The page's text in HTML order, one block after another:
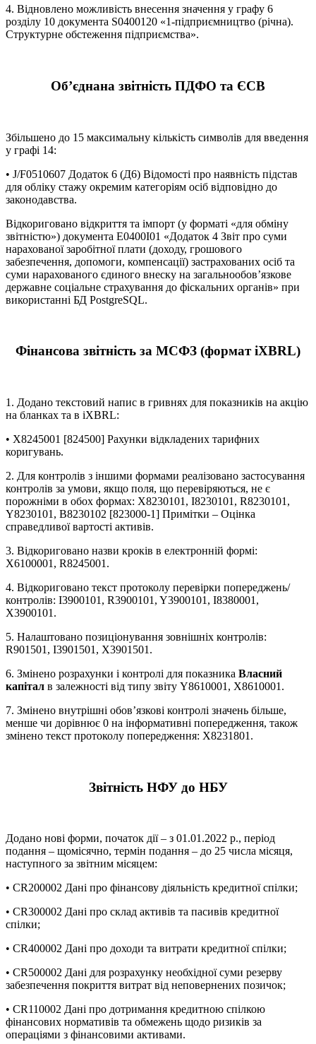
4. Відновлено можливість внесення значення у графу 6
розділу 10 документа S0400120 «1-підприємництво (річна).
Структурне обстеження підприємства».
Об’єднана звітність ПДФО та ЄСВ
Збільшено до 15 максимальну кількість символів для введення
у графі 14:
• J/F0510607 Додаток 6 (Д6) Відомості про наявність підстав
для обліку стажу окремим категоріям осіб відповідно до
законодавства.
Відкориговано відкриття та імпорт (у форматі «для обміну
звітністю») документа E0400I01 «Додаток 4 Звіт про суми
нарахованої заробітної плати (доходу, грошового
забезпечення, допомоги, компенсації) застрахованих осіб та
суми нарахованого єдиного внеску на загальнообов’язкове
державне соціальне страхування до фіскальних органів» при
використанні БД PostgreSQL.
Фінансова звітність за МСФЗ (формат iXBRL)
1. Додано текстовий напис в гривнях для показників на акцію
на бланках та в iXBRL:
• Х8245001 [824500] Рахунки відкладених тарифних
коригувань.
2. Для контролів з іншими формами реалізовано застосування
контролів за умови, якщо поля, що перевіряються, не є
порожніми в обох формах: X8230101, I8230101, R8230101,
Y8230101, B8230102 [823000-1] Примітки – Оцінка
справедливої вартості активів.
3. Відкориговано назви кроків в електронній формі:
X6100001, R8245001.
4. Відкориговано текст протоколу перевірки попереджень/
контролів: I3900101, R3900101, Y3900101, I8380001,
X3900101.
5. Налаштовано позиціонування зовнішніх контролів:
R901501, I3901501, X3901501.
6. Змінено розрахунки і контролі для показника Власний
капітал в залежності від типу звіту Y8610001, X8610001.
7. Змінено внутрішні обов’язкові контролі значень більше,
менше чи дорівнює 0 на інформативні попередження, також
змінено текст протоколу попередження: X8231801.
Звітність НФУ до НБУ
Додано нові форми, початок дії – з 01.01.2022 р., період
подання – щомісячно, термін подання – до 25 числа місяця,
наступного за звітним місяцем:
• CR200002 Дані про фінансову діяльність кредитної спілки;
• CR300002 Дані про склад активів та пасивів кредитної
спілки;
• CR400002 Дані про доходи та витрати кредитної спілки;
• CR500002 Дані для розрахунку необхідної суми резерву
забезпечення покриття витрат від неповернених позичок;
• CR110002 Дані про дотримання кредитною спілкою
фінансових нормативів та обмежень щодо ризиків за
операціями з фінансовими активами.